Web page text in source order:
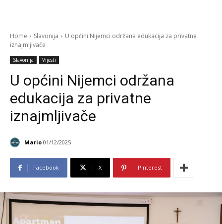
Home Slavonija
U općini Nijemci održana edukacija za privatne
iznajmljivače
Slavonija Vijesti
U općini Nijemci održana
edukacija za privatne
iznajmljivače
Mario 01/12/2025
Facebook X Pinterest